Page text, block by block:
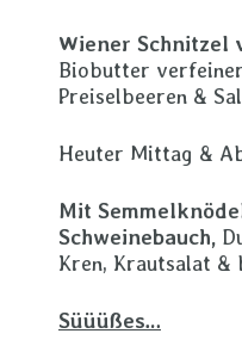
Wiener Schnitzel
Biobutter
Preiselbeeren &
Heuter Mittag &
Mit
Schweinebauch,
Kren, Krautsalat &
Süüüßes…